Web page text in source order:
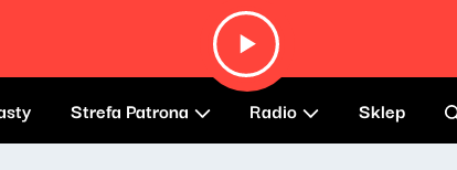
Strefa Patrona Radio Sklep